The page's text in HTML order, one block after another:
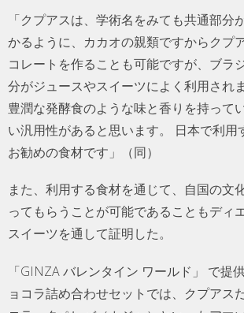
「クプアスは、学術名をみても共通部分
かるように、カカオの親類ですからクプ
コレートを作ることも可能ですが、ブラ
分がジュースやスイーツによく利用され
豊潤な発酵食のような味と香りを持って
い汎用性があると思います。 日本で利用
お勧めの食材です」（同）
また、利用する食材を通じて、自国の文
ってもらうことが可能であることもディ
スイーツを通して証明した。
「GINZA バレンタイン ワールド」 で提
ョコラ詰め合わせセットでは、クプアス